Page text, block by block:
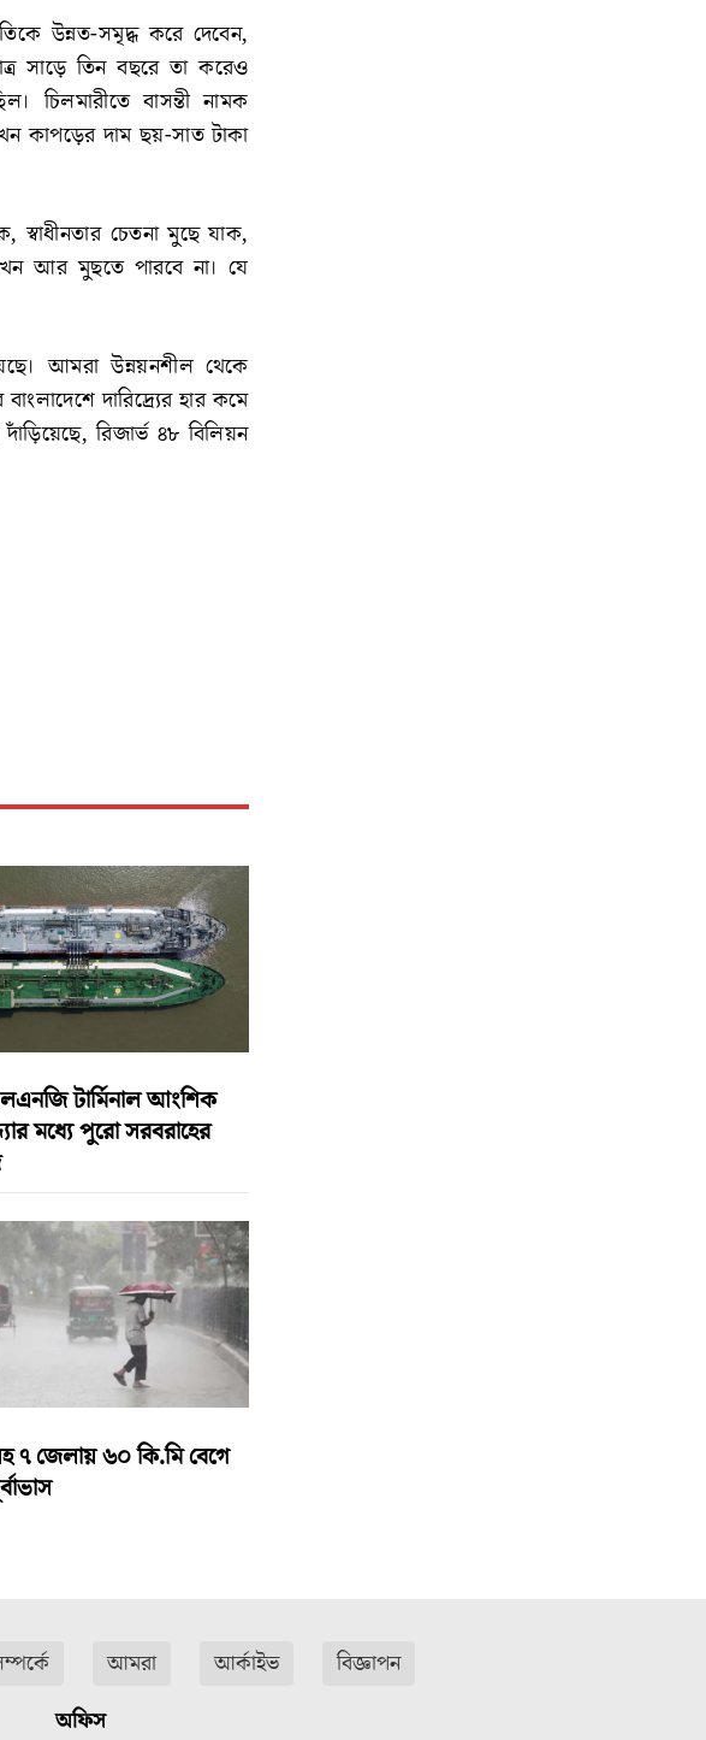
উন্নত-সমৃদ্ধ করে দেবেন,
সাড়ে তিন বছরে তা করেও
চিলমারীতে বাসন্তী নামক
কাপড়ের দাম ছয়-সাত টাকা
স্বাধীনতার চেতনা মুছে যাক,
আর মুছতে পারবে না। যে
আমরা উন্নয়নশীল থেকে
দারিদ্র্যের হার কমে
রিজার্ভ ৪৮ বিলিয়ন
টার্মিনাল আংশিক
মধ্যে পুরো সরবরাহের
৭ জেলায় ৬০ কি.মি বেগে
আমরা আর্কাইভ বিজ্ঞাপন
অফিস